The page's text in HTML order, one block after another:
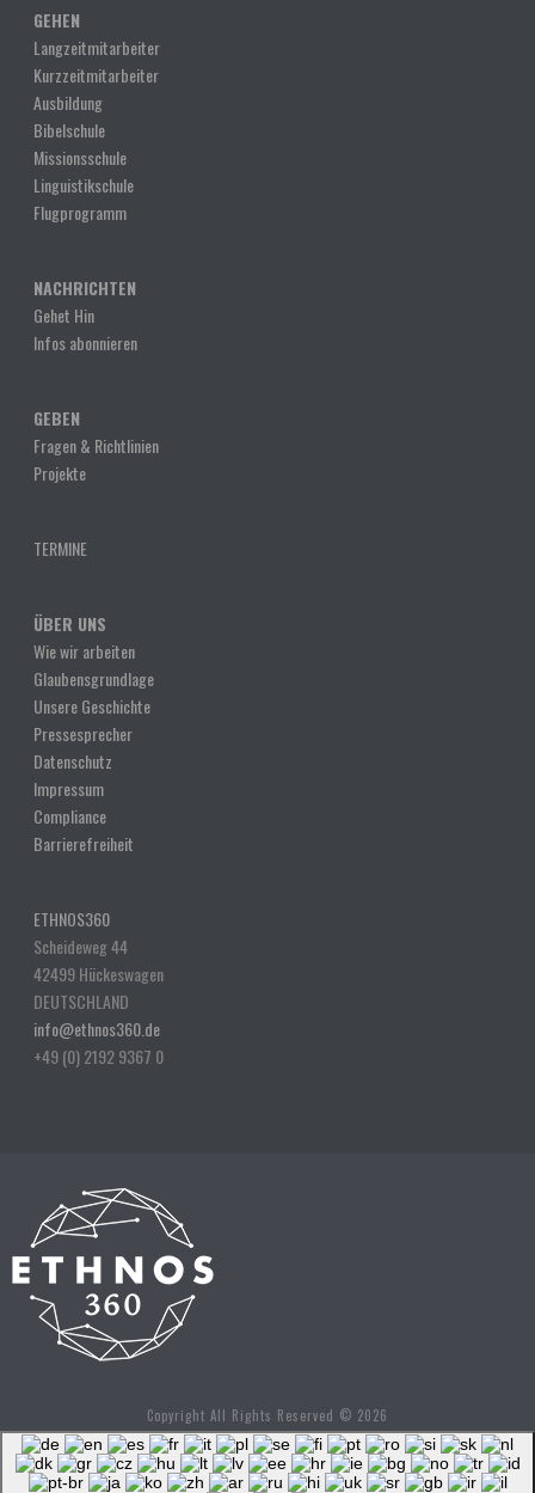
GEHEN
Langzeitmitarbeiter
Kurzzeitmitarbeiter
Ausbildung
Bibelschule
Missionsschule
Linguistikschule
Flugprogramm
NACHRICHTEN
Gehet Hin
Infos abonnieren
GEBEN
Fragen & Richtlinien
Projekte
TERMINE
ÜBER UNS
Wie wir arbeiten
Glaubensgrundlage
Unsere Geschichte
Pressesprecher
Datenschutz
Impressum
Compliance
Barrierefreiheit
ETHNOS360
Scheideweg 44
42499 Hückeswagen
DEUTSCHLAND
info@ethnos360.de
+49 (0) 2192 9367 0
Copyright All Rights Reserved © 2026